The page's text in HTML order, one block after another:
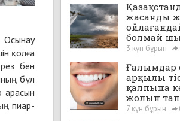
Осынау
қолға
бен
бұл
арасын
пиар-
жасанды
болмай
3 күн бұрын
Ғалымдар
арқылы
қалпына
жолын
7 күн бұрын